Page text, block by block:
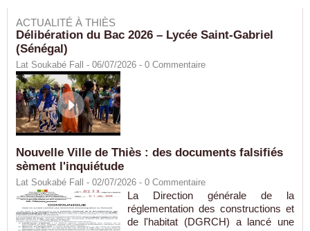
ACTUALITÉ À THIÈS
Délibération du Bac 2026 – Lycée Saint-Gabriel
(Sénégal)
Lat Soukabé Fall - 06/07/2026 - 0 Commentaire
Nouvelle Ville de Thiès : des documents falsifiés
sèment l'inquiétude
Lat Soukabé Fall - 02/07/2026 - 0 Commentaire
La Direction générale de la
réglementation des constructions et
de l'habitat (DGRCH) a lancé une